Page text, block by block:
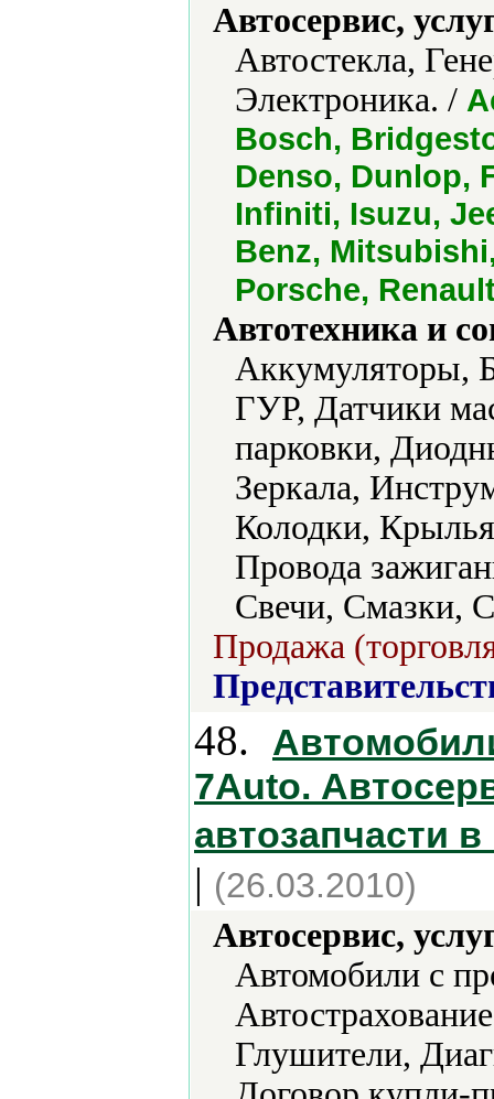
Автосервис,
Автостекла,
Электроника. /
Bosch,
Denso, Dunlop,
Infiniti, Isuzu,
Benz,
Porsche,
Автотехника и
Аккумуляторы,
ГУР, Датчики
парковки,
Зеркала,
Колодки,
Провода
Свечи, Смазки,
Продажа
48.
7Аuto.
автозапчасти
| (26.03.2010)
Автосервис,
Автомобили с
Глушители,